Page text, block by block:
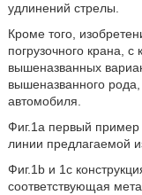
удлинений стрелы.
Кроме того,
погрузочного крана,
вышеназванных
вышеназванного
автомобиля.
Фиг.1a первый
линии предлагаемой
Фиг.1b и 1c
соответствующая